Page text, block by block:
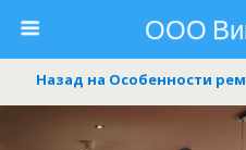
ООО
Назад на Особенности